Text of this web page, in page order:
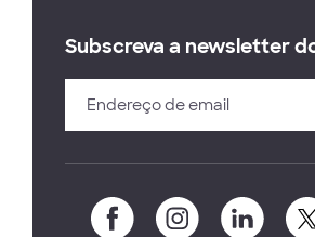
Subscreva a newsletter